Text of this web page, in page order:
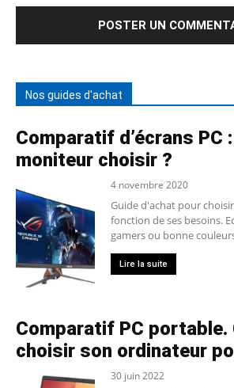
Nos guides d'achat
Comparatif d’écrans PC :
moniteur choisir ?
4 novembre 2020
Guide d'achat pour
fonction de ses besoins.
gamers ou bonne
Lire la suite
Comparatif PC portable.
choisir son ordinateur
30 juin 2022